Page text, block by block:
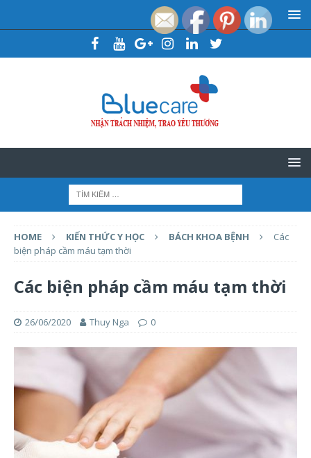
HOME KIẾN THỨC Y HỌC BÁCH KHOA BỆNH
Các
biện pháp cầm máu tạm thời
Các biện pháp cầm máu tạm thời
26/06/2020 Thuy Nga 0